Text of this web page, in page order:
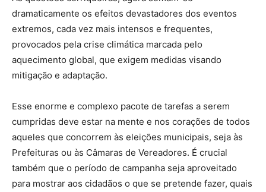
dramaticamente os efeitos devastadores dos eventos
extremos, cada vez mais intensos e frequentes,
provocados pela crise climática marcada pelo
aquecimento global, que exigem medidas visando
mitigação e adaptação.
Esse enorme e complexo pacote de tarefas a serem
cumpridas deve estar na mente e nos corações de todos
aqueles que concorrem às eleições municipais, seja às
Prefeituras ou às Câmaras de Vereadores. É crucial
também que o período de campanha seja aproveitado
para mostrar aos cidadãos o que se pretende fazer, quais